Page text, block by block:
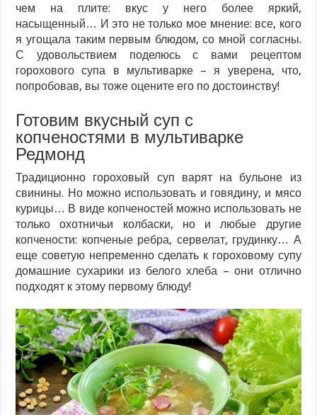
чем на плите: вкус у него более яркий,
насыщенный… И это не только мое мнение: все, кого
я угощала таким первым блюдом, со мной согласны.
С удовольствием поделюсь с вами рецептом
горохового супа в мультиварке – я уверена, что,
попробовав, вы тоже оцените его по достоинству!
Готовим вкусный суп с
копченостями в мультиварке
Редмонд
Традиционно гороховый суп варят на бульоне из
свинины. Но можно использовать и говядину, и мясо
курицы… В виде копченостей можно использовать не
только охотничьи колбаски, но и любые другие
копчености: копченые ребра, сервелат, грудинку… А
еще советую непременно сделать к гороховому супу
домашние сухарики из белого хлеба – они отлично
подходят к этому первому блюду!